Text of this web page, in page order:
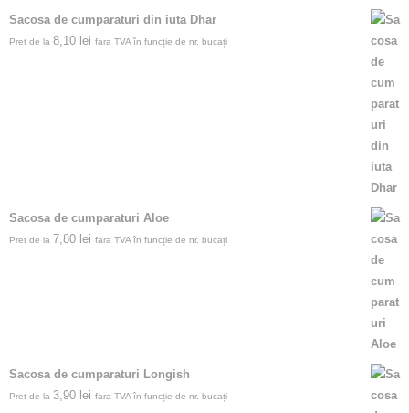
Sacosa de cumparaturi din iuta Dhar
Pret de la 8,10 lei fara TVA în funcție de nr. bucați
Sacosa de cumparaturi Aloe
Pret de la 7,80 lei fara TVA în funcție de nr. bucați
Sacosa de cumparaturi Longish
Pret de la 3,90 lei fara TVA în funcție de nr. bucați